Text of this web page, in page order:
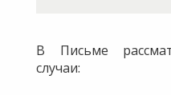
В Письме
случаи: